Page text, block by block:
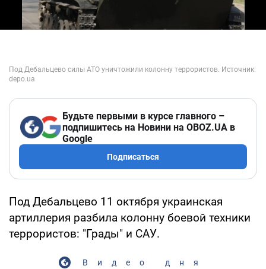
Будьте первыми в курсе главного –
подпишитесь на Новини на OBOZ.UA в
Google
Подписаться
Под Дебальцево 11 октября украинская
артиллерия разбила колонну боевой техники
террористов: "Грады" и САУ.
Видео дня